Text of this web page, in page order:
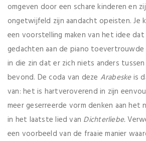
omgeven door een schare kinderen en
ongetwijfeld zijn aandacht opeisten. Je
een voorstelling maken van het idee
gedachten aan de piano toevertrouwde
in die zin dat er zich niets anders
bevond. De coda van deze Arabeskeis
van: het is hartveroverend in zijn
meer geserreerde vorm denken aan het
in het laatste lied van Dichterliebe.
een voorbeeld van de fraaie manier